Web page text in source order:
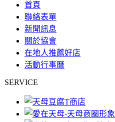
首頁
聯絡表單
新聞訊息
關於協會
在地人推薦好店
活動行事曆
SERVICE